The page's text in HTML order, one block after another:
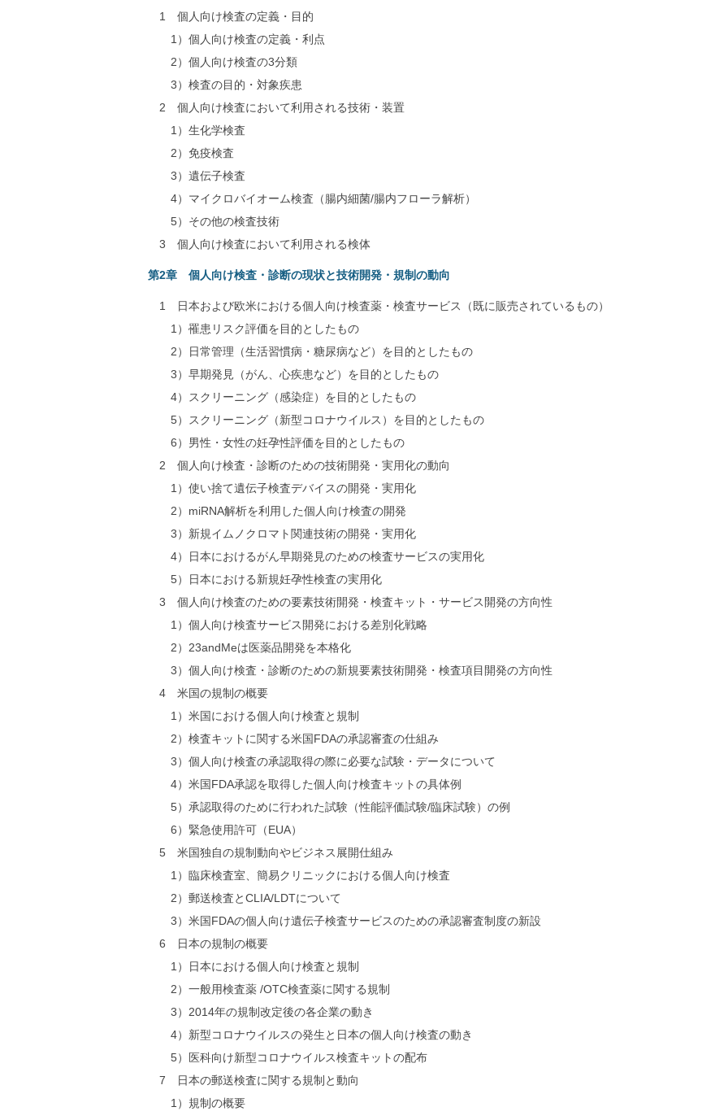
1 個人向け検査の定義・目的
1）個人向け検査の定義・利点
2）個人向け検査の3分類
3）検査の目的・対象疾患
2 個人向け検査において利用される技術・装置
1）生化学検査
2）免疫検査
3）遺伝子検査
4）マイクロバイオーム検査（腸内細菌/腸内フローラ解析）
5）その他の検査技術
3 個人向け検査において利用される検体
第2章 個人向け検査・診断の現状と技術開発・規制の動向
1 日本および欧米における個人向け検査薬・検査サービス（既に販売されているもの）
1）罹患リスク評価を目的としたもの
2）日常管理（生活習慣病・糖尿病など）を目的としたもの
3）早期発見（がん、心疾患など）を目的としたもの
4）スクリーニング（感染症）を目的としたもの
5）スクリーニング（新型コロナウイルス）を目的としたもの
6）男性・女性の妊孕性評価を目的としたもの
2 個人向け検査・診断のための技術開発・実用化の動向
1）使い捨て遺伝子検査デバイスの開発・実用化
2）miRNA解析を利用した個人向け検査の開発
3）新規イムノクロマト関連技術の開発・実用化
4）日本におけるがん早期発見のための検査サービスの実用化
5）日本における新規妊孕性検査の実用化
3 個人向け検査のための要素技術開発・検査キット・サービス開発の方向性
1）個人向け検査サービス開発における差別化戦略
2）23andMeは医薬品開発を本格化
3）個人向け検査・診断のための新規要素技術開発・検査項目開発の方向性
4 米国の規制の概要
1）米国における個人向け検査と規制
2）検査キットに関する米国FDAの承認審査の仕組み
3）個人向け検査の承認取得の際に必要な試験・データについて
4）米国FDA承認を取得した個人向け検査キットの具体例
5）承認取得のために行われた試験（性能評価試験/臨床試験）の例
6）緊急使用許可（EUA）
5 米国独自の規制動向やビジネス展開仕組み
1）臨床検査室、簡易クリニックにおける個人向け検査
2）郵送検査とCLIA/LDTについて
3）米国FDAの個人向け遺伝子検査サービスのための承認審査制度の新設
6 日本の規制の概要
1）日本における個人向け検査と規制
2）一般用検査薬 /OTC検査薬に関する規制
3）2014年の規制改定後の各企業の動き
4）新型コロナウイルスの発生と日本の個人向け検査の動き
5）医科向け新型コロナウイルス検査キットの配布
7 日本の郵送検査に関する規制と動向
1）規制の概要